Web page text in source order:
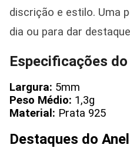
discrição e estilo. Uma
dia ou para dar
Especificações do
Largura: 5mm
Peso Médio: 1,3g
Material: Prata 925
Destaques do Anel